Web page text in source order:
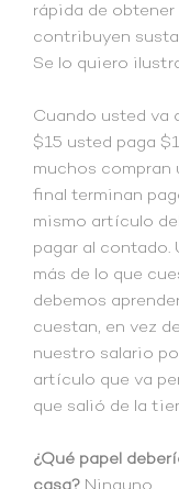
rápida de
contribuyen
Se lo quiero
Cuando usted va
$15 usted paga
muchos compran
final terminan
mismo artículo
pagar al contado.
más de lo que
debemos
cuestan, en vez
nuestro salario
artículo que va
que salió de la
¿Qué papel